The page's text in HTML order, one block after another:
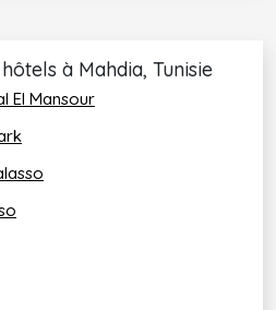
à Mahdia, Tunisie
El Mansour